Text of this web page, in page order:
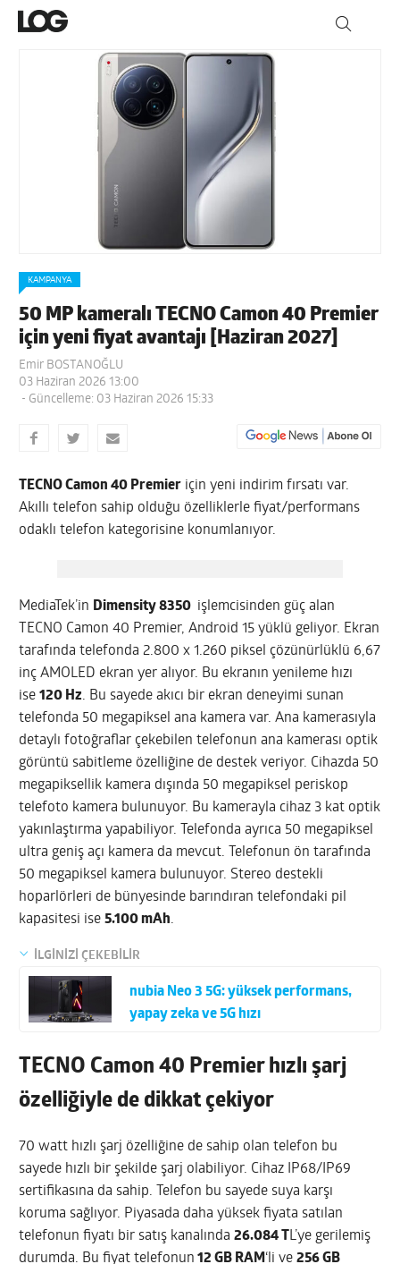
KAMPANYA
50 MP kameralı TECNO Camon 40 Premier
için yeni fiyat avantajı [Haziran 2027]
Emir BOSTANOĞLU
03 Haziran 2026 13:00
- Güncelleme: 03 Haziran 2026 15:33
TECNO Camon 40 Premier için yeni indirim fırsatı var.
Akıllı telefon sahip olduğu özelliklerle fiyat/performans
odaklı telefon kategorisine konumlanıyor.
MediaTek’in Dimensity 8350 işlemcisinden güç alan
TECNO Camon 40 Premier, Android 15 yüklü geliyor. Ekran
tarafında telefonda 2.800 x 1.260 piksel çözünürlüklü 6,67
inç AMOLED ekran yer alıyor. Bu ekranın yenileme hızı
ise120 Hz. Bu sayede akıcı bir ekran deneyimi sunan
telefonda 50 megapiksel ana kamera var. Ana kamerasıyla
detaylı fotoğraflar çekebilen telefonun ana kamerası optik
görüntü sabitleme özelliğine de destek veriyor. Cihazda 50
megapiksellik kamera dışında 50 megapiksel periskop
telefoto kamera bulunuyor. Bu kamerayla cihaz 3 kat optik
yakınlaştırma yapabiliyor. Telefonda ayrıca 50 megapiksel
ultra geniş açı kamera da mevcut. Telefonun ön tarafında
50 megapiksel kamera bulunuyor. Stereo destekli
hoparlörleri de bünyesinde barındıran telefondaki pil
kapasitesi ise5.100 mAh.
İLGİNİZİ ÇEKEBİLİR
nubia Neo 3 5G: yüksek performans,
yapay zeka ve 5G hızı
TECNO Camon 40 Premier hızlı şarj
özelliğiyle de dikkat çekiyor
70 watt hızlı şarj özelliğine de sahip olan telefon bu
sayede hızlı bir şekilde şarj olabiliyor. Cihaz IP68/IP69
sertifikasına da sahip. Telefon bu sayede suya karşı
koruma sağlıyor. Piyasada daha yüksek fiyata satılan
telefonun fiyatı bir satış kanalında26.084 T
L’ye gerilemiş
durumda. Bu fiyat telefonun 12 GB RAM ‘li ve256 GB